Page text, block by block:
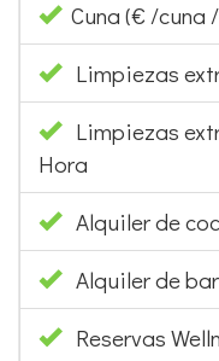
Cuna (€ /cuna
Limpiezas
Limpiezas
Hora
Alquiler de
Alquiler de
Reservas